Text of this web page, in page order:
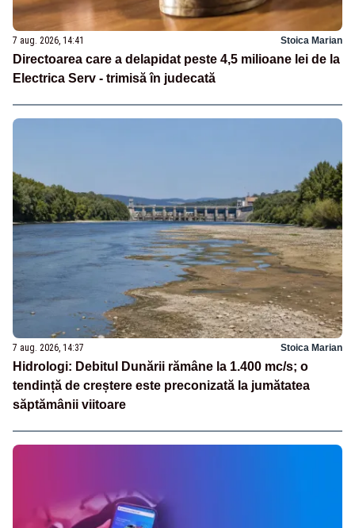
7 aug. 2026, 14:41 Stoica Marian
Directoarea care a delapidat peste 4,5 milioane lei de la
Electrica Serv - trimisă în judecată
7 aug. 2026, 14:37 Stoica Marian
Hidrologi: Debitul Dunării rămâne la 1.400 mc/s; o
tendință de creștere este preconizată la jumătatea
săptămânii viitoare